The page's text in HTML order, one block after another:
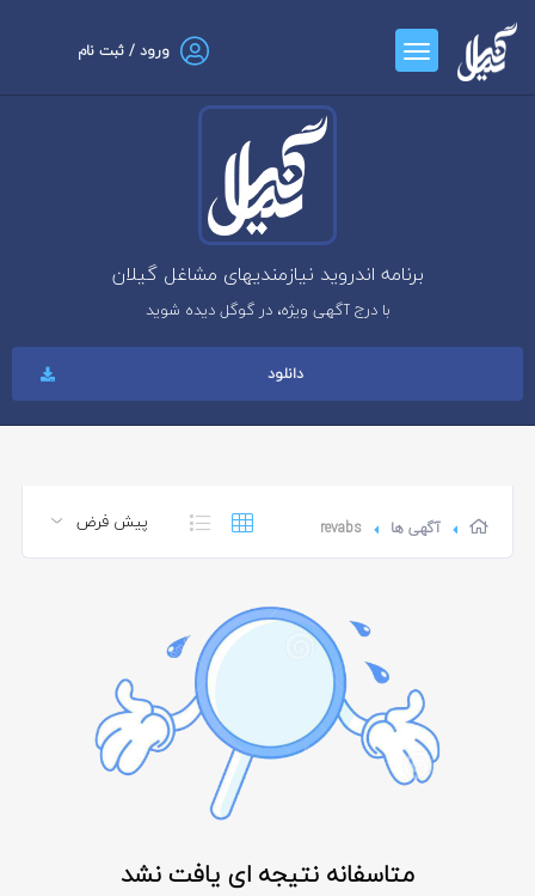
ورود / ثبت نام
برنامه اندروید نیازمندیهای مشاغل گیلان
با درج آگهی ویژه، در گوگل دیده شوید
دانلود
آگهی ها revabs
متاسفانه نتیجه ای یافت نشد